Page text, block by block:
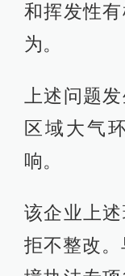
和挥发性
为。
上述问题
区域大气
响。
该企业上
拒不整改